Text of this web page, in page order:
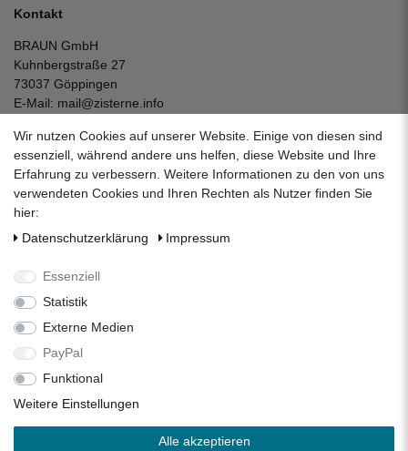
Kontakt
BRAUN GmbH
Kuhnbergstraße 27
73037 Göppingen
E-Mail: mail@zisterne.info
Unternehmen
Datenschutzerklärung
Impressum
Über uns
Folgen Sie uns auf Social Media
Alle Preise inkl. 19% Mehrwertsteuer.
* Die verkauften Stückzahlen beziehen sich auf die Verkäufe
in unseren Shops und Marktplätzen.
Wir nutzen Cookies auf unserer Website. Einige von diesen sind
essenziell, während andere uns helfen, diese Website und Ihre
Erfahrung zu verbessern. Weitere Informationen zu den von uns
verwendeten Cookies und Ihren Rechten als Nutzer finden Sie
hier:
Daten­schutz­erklärung
Impressum
Essenziell
Statistik
Externe Medien
PayPal
Funktional
Weitere Einstellungen
Alle akzeptieren